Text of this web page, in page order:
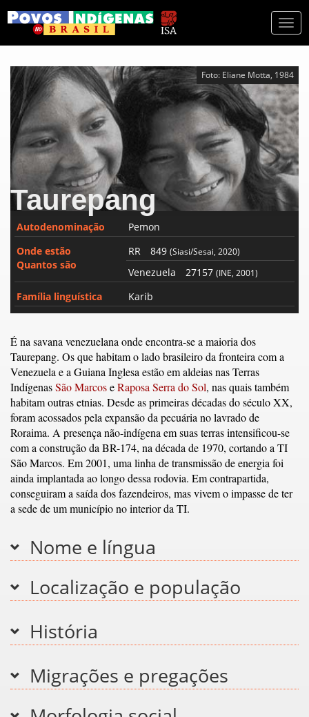
Foto: Eliane Motta, 1984
Taurepang
Autodenominação
Pemon
Onde estão
Quantos são
RR 849(Siasi/Sesai, 2020)
Venezuela 27157(INE, 2001)
Família linguística Karib
É na savana venezuelana onde encontra-se a maioria dos
Taurepang. Os que habitam o lado brasileiro da fronteira com a
Venezuela e a Guiana Inglesa estão em aldeias nas Terras
IndígenasSão MarcoseRaposa Serra do Sol, nas quais também
habitam outras etnias. Desde as primeiras décadas do século XX,
foram acossados pela expansão da pecuária no lavrado de
Roraima. A presença não-indígena em suas terras intensificou-se
com a construção da BR-174, na década de 1970, cortando a TI
São Marcos. Em 2001, uma linha de transmissão de energia foi
ainda implantada ao longo dessa rodovia. Em contrapartida,
conseguiram a saída dos fazendeiros, mas vivem o impasse de ter
a sede de um município no interior da TI.
Nome e língua
Localização e população
História
Migrações e pregações